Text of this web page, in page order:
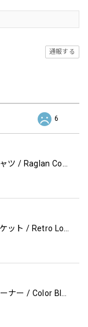
通報する
6